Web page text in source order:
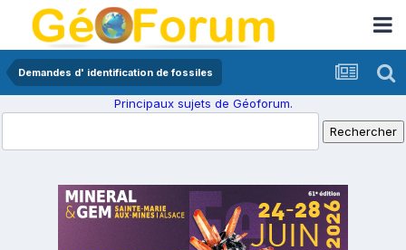
Demandes d' identification de fossiles
Principaux sujets de Géoforum.